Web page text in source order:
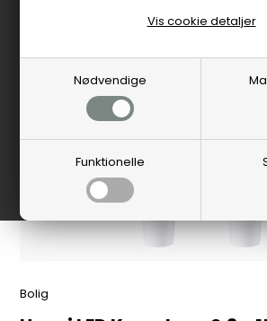
Nødvendige
Funktionelle
Vis cookie detaljer
Bolig